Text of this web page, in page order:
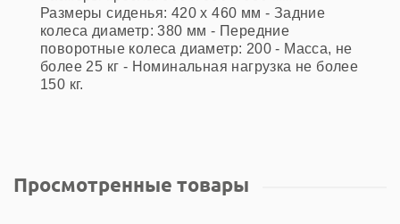
Размеры сиденья: 420 х 460 мм - Задние
колеса диаметр: 380 мм - Передние
поворотные колеса диаметр: 200 - Масса, не
более 25 кг - Номинальная нагрузка не более
150 кг.
Просмотренные товары